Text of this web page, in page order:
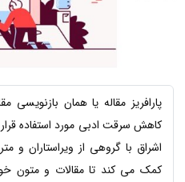
پارافریز مقاله یا همان
کاهش سرقت ادبی مورد استفاده
اشراق با گروهی از ویراستاران و
کمک می کند تا مقالات و متون